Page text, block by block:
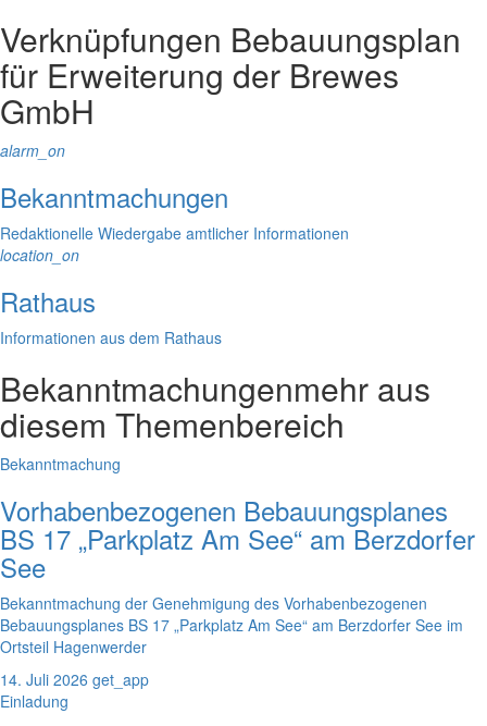
Verknüpfungen Bebauungsplan
für Erweiterung der Brewes
GmbH
alarm_on
Bekanntmachungen
Redaktionelle Wiedergabe amtlicher Informationen
location_on
Rathaus
Informationen aus dem Rathaus
Bekanntmachungenmehr aus
diesem Themenbereich
Bekanntmachung
Vorhabenbezogenen Bebauungsplanes
BS 17 „Parkplatz Am See“ am Berzdorfer
See
Bekanntmachung der Genehmigung des Vorhabenbezogenen
Bebauungsplanes BS 17 „Parkplatz Am See“ am Berzdorfer See im
Ortsteil Hagenwerder
14. Juli 2026 get_app
Einladung